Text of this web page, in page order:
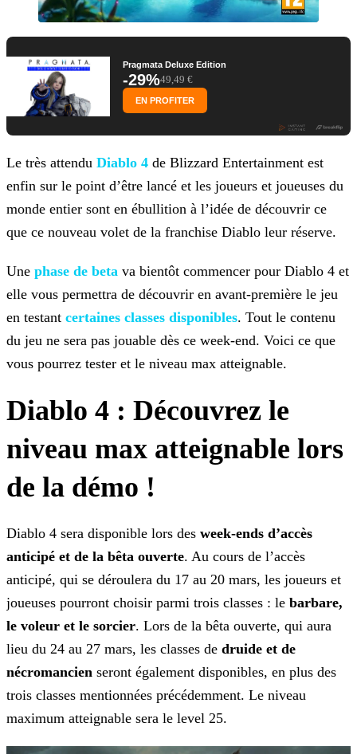
Pragmata Deluxe Edition
-29%49,49 €
EN PROFITER
Le très attendu Diablo 4 de Blizzard Entertainment est
enfin sur le point d’être lancé et les joueurs et joueuses du
monde entier sont en ébullition à l’idée de découvrir ce
que ce nouveau volet de la franchise Diablo leur réserve.
Une phase de beta va bientôt commencer pour Diablo 4 et
elle vous permettra de découvrir en avant-première le jeu
en testant certaines classes disponibles. Tout le contenu
du jeu ne sera pas jouable dès ce week-end. Voici ce que
vous pourrez tester et le niveau max atteignable.
Diablo 4 : Découvrez le
niveau max atteignable lors
de la démo !
Diablo 4 sera disponible lors des week-ends d’accès
anticipé et de la bêta ouverte. Au cours de l’accès
anticipé, qui se déroulera du 17 au 20 mars, les joueurs et
joueuses pourront choisir parmi trois classes : le barbare,
le voleur et le sorcier. Lors de la bêta ouverte, qui aura
lieu du 24 au 27 mars, les classes de druide et de
nécromancien seront également disponibles, en plus des
trois classes mentionnées précédemment. Le niveau
maximum atteignable sera le level 25.